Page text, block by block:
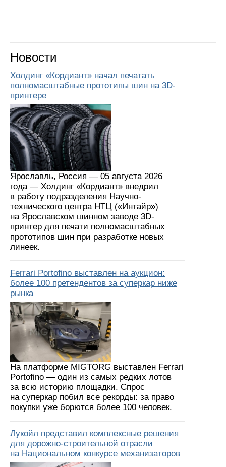
Новости
Холдинг «Кордиант» начал печатать
полномасштабные прототипы шин на 3D-
принтере
Ярославль, Россия — 05 августа 2026
года — Холдинг «Кордиант» внедрил
в работу подразделения Научно-
технического центра НТЦ («Интайр»)
на Ярославском шинном заводе 3D-
принтер для печати полномасштабных
прототипов шин при разработке новых
линеек.
Ferrari Portofino выставлен на аукцион:
более 100 претендентов за суперкар ниже
рынка
На платформе MIGTORG выставлен Ferrari
Portofino — один из самых редких лотов
за всю историю площадки. Спрос
на суперкар побил все рекорды: за право
покупки уже борются более 100 человек.
Лукойл представил комплексные решения
для дорожно-строительной отрасли
на Национальном конкурсе механизаторов